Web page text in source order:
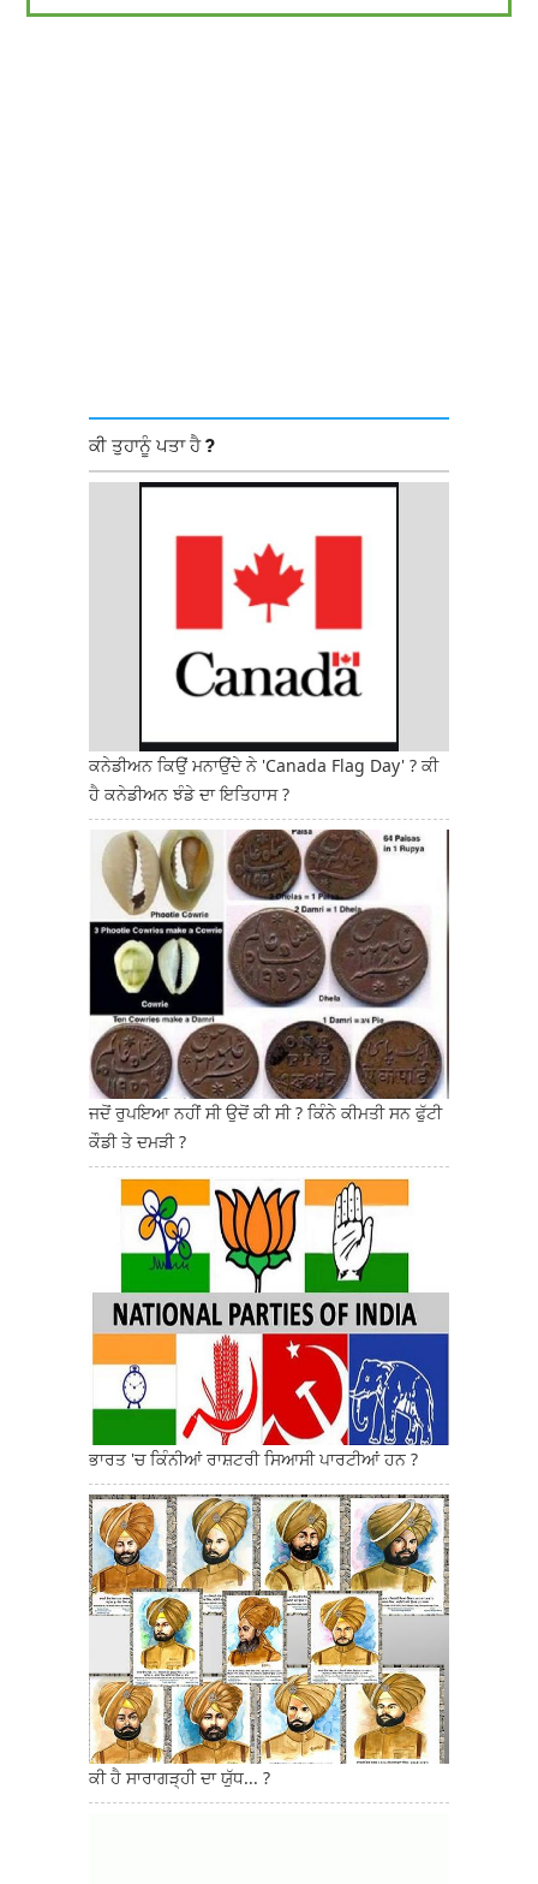
ਕੀ ਤੁਹਾਨੂੰ ਪਤਾ ਹੈ ?
ਕਨੇਡੀਅਨ ਕਿਉਂ ਮਨਾਉਂਦੇ ਨੇ 'Canada Flag Day' ? ਕੀ
ਹੈ ਕਨੇਡੀਅਨ ਝੰਡੇ ਦਾ ਇਤਿਹਾਸ ?
ਜਦੋਂ ਰੁਪਇਆ ਨਹੀਂ ਸੀ ਉਦੋਂ ਕੀ ਸੀ ? ਕਿੰਨੇ ਕੀਮਤੀ ਸਨ ਫੁੱਟੀ
ਕੌਡੀ ਤੇ ਦਮੜੀ ?
ਭਾਰਤ 'ਚ ਕਿੰਨੀਆਂ ਰਾਸ਼ਟਰੀ ਸਿਆਸੀ ਪਾਰਟੀਆਂ ਹਨ ?
ਕੀ ਹੈ ਸਾਰਾਗੜ੍ਹੀ ਦਾ ਯੁੱਧ... ?